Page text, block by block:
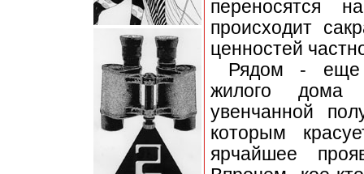
переносятся
происходит
ценностей
Рядом - еще
жилого дома
увенчанной
которым
ярчайшее